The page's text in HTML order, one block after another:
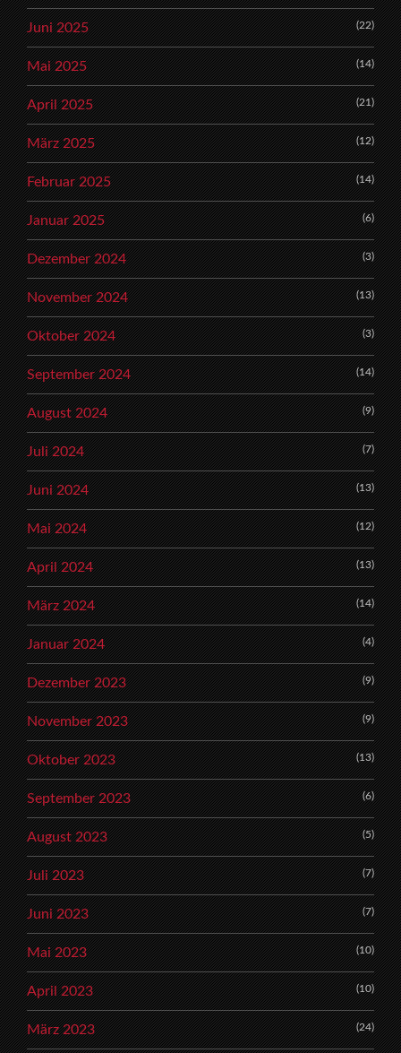
Juni 2025 (22)
Mai 2025 (14)
April 2025 (21)
März 2025 (12)
Februar 2025 (14)
Januar 2025 (6)
Dezember 2024 (3)
November 2024 (13)
Oktober 2024 (3)
September 2024 (14)
August 2024 (9)
Juli 2024 (7)
Juni 2024 (13)
Mai 2024 (12)
April 2024 (13)
März 2024 (14)
Januar 2024 (4)
Dezember 2023 (9)
November 2023 (9)
Oktober 2023 (13)
September 2023 (6)
August 2023 (5)
Juli 2023 (7)
Juni 2023 (7)
Mai 2023 (10)
April 2023 (10)
März 2023 (24)